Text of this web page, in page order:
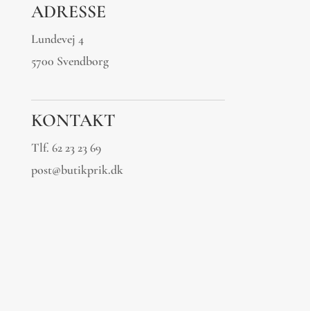
ADRESSE
Lundevej 4
5700 Svendborg
KONTAKT
Tlf. 62 23 23 69
post@butikprik.dk